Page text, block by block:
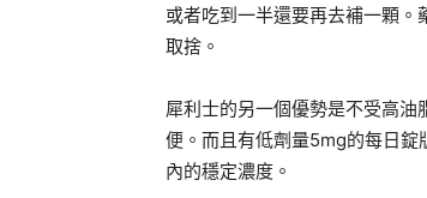
或者吃到一半還要再去補一顆
取捨。
犀利士的另一個優勢是不受高
便。而且有低劑量5mg的每日錠
內的穩定濃度。